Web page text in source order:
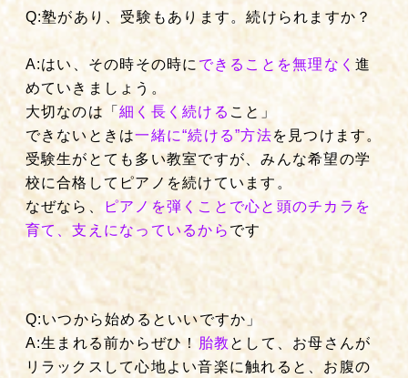
Q:塾があり、受験もあります。続けられますか？
A:はい、その時その時に できることを無理なく進
めていきましょう。
大切なのは「細く長く続ける こと」
できないときは一緒に“続ける”方法を見つけます。
受験生がとても多い教室ですが、みんな希望の学
校に合格してピアノを続けています。
なぜなら、
ピアノを弾くことで心と頭のチカラを
育て、支えになっているから です
Q:いつから始めるといいですか」
A:生まれる前からぜひ！ 胎教 として、お母さんが
リラックスして心地よい音楽に触れると、お腹の